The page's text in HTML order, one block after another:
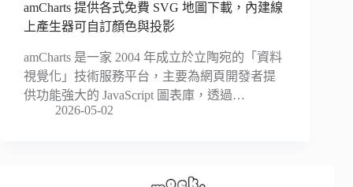
amCharts 提供各式免費 SVG 地圖下載，內建線
上產生器可自訂顏色與投影
amCharts 是一家 2004 年成立於立陶宛的「資料
視覺化」技術服務平台，主要為網頁開發者提
供功能強大的 JavaScript 圖表庫，透過…
2026-05-02